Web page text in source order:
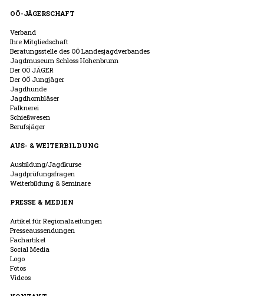
OÖ-JÄGERSCHAFT
Verband
Ihre Mitgliedschaft
Beratungsstelle des OÖ Landesjagdverbandes
Jagdmuseum Schloss Hohenbrunn
Der OÖ JÄGER
Der OÖ Jungjäger
Jagdhunde
Jagdhornbläser
Falknerei
Schießwesen
Berufsjäger
AUS- & WEITERBILDUNG
Ausbildung/Jagdkurse
Jagdprüfungsfragen
Weiterbildung & Seminare
PRESSE & MEDIEN
Artikel für Regionalzeitungen
Presseaussendungen
Fachartikel
Social Media
Logo
Fotos
Videos